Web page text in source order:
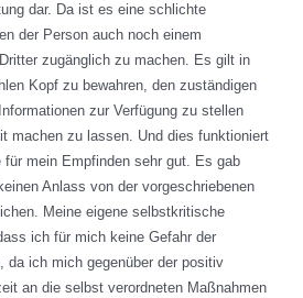
dar. Da ist es eine schlichte
der Person auch noch einem
zugänglich zu machen. Es gilt in
Kopf zu bewahren, den zuständigen
zur Verfügung zu stellen
machen zu lassen. Und dies funktioniert
für mein Empfinden sehr gut. Es gab
Anlass von der vorgeschriebenen
Meine eigene selbstkritische
ich für mich keine Gefahr der
da ich mich gegenüber der positiv
an die selbst verordneten Maßnahmen